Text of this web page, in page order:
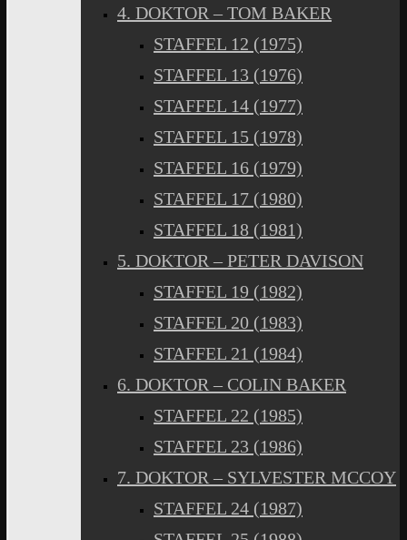
4. DOKTOR – TOM BAKER
STAFFEL 12 (1975)
STAFFEL 13 (1976)
STAFFEL 14 (1977)
STAFFEL 15 (1978)
STAFFEL 16 (1979)
STAFFEL 17 (1980)
STAFFEL 18 (1981)
5. DOKTOR – PETER DAVISON
STAFFEL 19 (1982)
STAFFEL 20 (1983)
STAFFEL 21 (1984)
6. DOKTOR – COLIN BAKER
STAFFEL 22 (1985)
STAFFEL 23 (1986)
7. DOKTOR – SYLVESTER MCCOY
STAFFEL 24 (1987)